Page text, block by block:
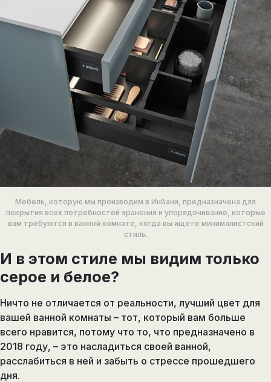
Мебель, которую мы производим в Инбани, предназначена для
покрытия всех потребностей хранения и упорядочивание, которые
вам требуются в ванной комнате, когда вы ищете минималистский
стиль.
И в этом стиле мы видим только
серое и белое?
Ничто не отличается от реальности, лучший цвет для
вашей ванной комнаты – тот, который вам больше
всего нравится, потому что то, что предназначено в
2018 году, – это насладиться своей ванной,
расслабиться в ней и забыть о стрессе прошедшего
дня.